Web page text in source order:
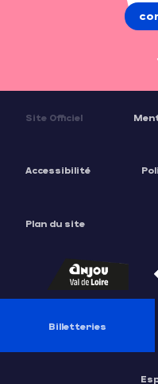
Site Officiel
Accessibilité
Plan du site
Billetteries